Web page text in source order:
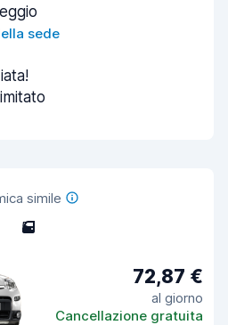
sede
simile
5
72,87 €
al giorno
Cancellazione gratuita